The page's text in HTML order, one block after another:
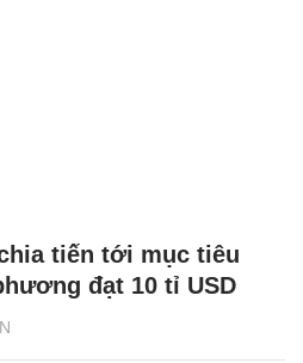
tiến tới mục tiêu
đạt 10 tỉ USD